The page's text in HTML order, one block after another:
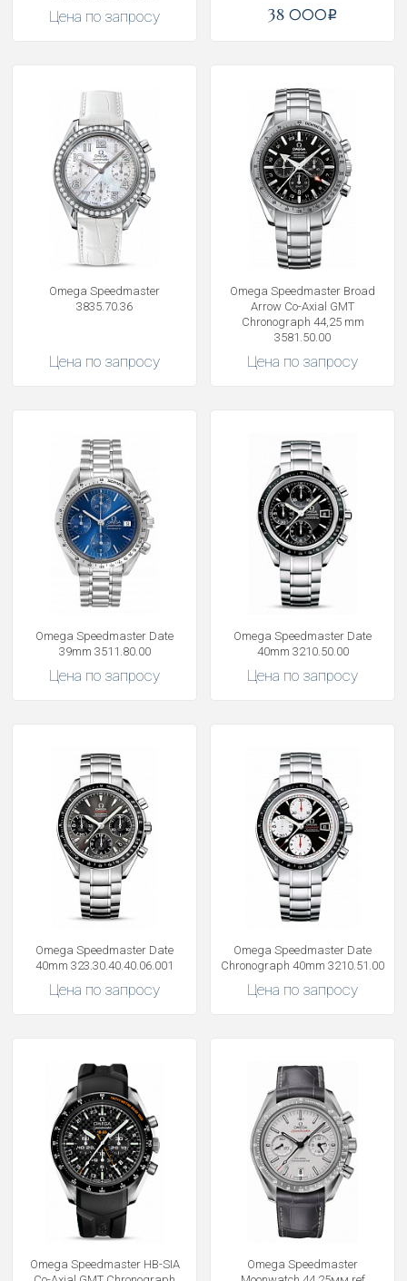
Цена по запросу 38 000i
Omega Speedmaster
3835.70.36
Цена по запросу
Omega Speedmaster Broad
Arrow Co-Axial GMT
Chronograph 44,25 mm
3581.50.00
Цена по запросу
Omega Speedmaster Date
39mm 3511.80.00
Цена по запросу
Omega Speedmaster Date
40mm 3210.50.00
Цена по запросу
Omega Speedmaster Date
40mm 323.30.40.40.06.001
Цена по запросу
Omega Speedmaster Date
Chronograph 40mm 3210.51.00
Цена по запросу
Omega Speedmaster HB-SIA
Omega Speedmaster